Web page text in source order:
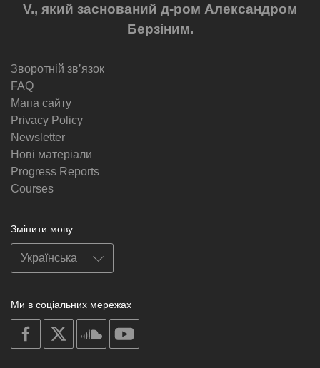
V., який заснований д-ром Александром
Берзіним.
Зворотній звʼязок
FAQ
Мапа сайту
Privacy Policy
Newsletter
Нові матеріали
Progress Reports
Courses
Змінити мову
Ми в соціальних мережах
on
facebook
soundcloud